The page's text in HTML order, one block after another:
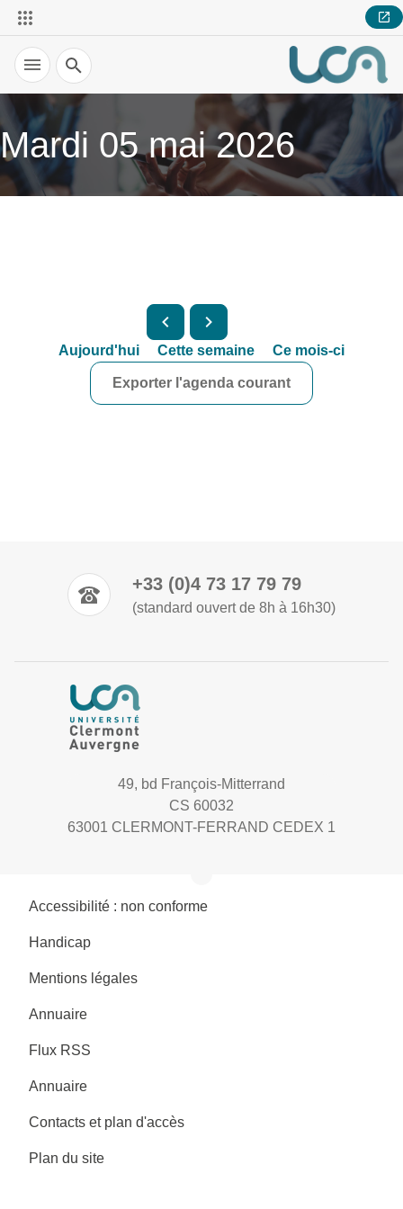
Recherche
Mardi 05 mai 2026
Aujourd'hui Cette semaine Ce mois-ci
Exporter l'agenda courant
+33 (0)4 73 17 79 79
(standard ouvert de 8h à 16h30)
49, bd François-Mitterrand
CS 60032
63001 CLERMONT-FERRAND CEDEX 1
Accessibilité : non conforme
Handicap
Mentions légales
Annuaire
Flux RSS
Annuaire
Contacts et plan d'accès
Plan du site